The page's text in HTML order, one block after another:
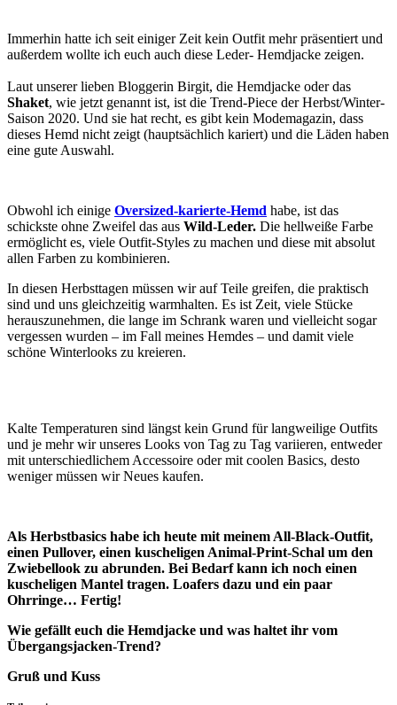
Immerhin hatte ich seit einiger Zeit kein Outfit mehr präsentiert und
außerdem wollte ich euch auch diese Leder- Hemdjacke zeigen.
Laut unserer lieben Bloggerin Birgit, die Hemdjacke oder das
Shaket, wie jetzt genannt ist, ist die Trend-Piece der Herbst/Winter-
Saison 2020. Und sie hat recht, es gibt kein Modemagazin, dass
dieses Hemd nicht zeigt (hauptsächlich kariert) und die Läden haben
eine gute Auswahl.
Obwohl ich einige Oversized-karierte-Hemd habe, ist das
schickste ohne Zweifel das aus Wild-Leder. Die hellweiße Farbe
ermöglicht es, viele Outfit-Styles zu machen und diese mit absolut
allen Farben zu kombinieren.
In diesen Herbsttagen müssen wir auf Teile greifen, die praktisch
sind und uns gleichzeitig warmhalten. Es ist Zeit, viele Stücke
herauszunehmen, die lange im Schrank waren und vielleicht sogar
vergessen wurden – im Fall meines Hemdes – und damit viele
schöne Winterlooks zu kreieren.
Kalte Temperaturen sind längst kein Grund für langweilige Outfits
und je mehr wir unseres Looks von Tag zu Tag variieren, entweder
mit unterschiedlichem Accessoire oder mit coolen Basics, desto
weniger müssen wir Neues kaufen.
Als Herbstbasics habe ich heute mit meinem All-Black-Outfit,
einen Pullover, einen kuscheligen Animal-Print-Schal um den
Zwiebellook zu abrunden. Bei Bedarf kann ich noch einen
kuscheligen Mantel tragen. Loafers dazu und ein paar
Ohrringe… Fertig!
Wie gefällt euch die Hemdjacke und was haltet ihr vom
Übergangsjacken-Trend?
Gruß und Kuss